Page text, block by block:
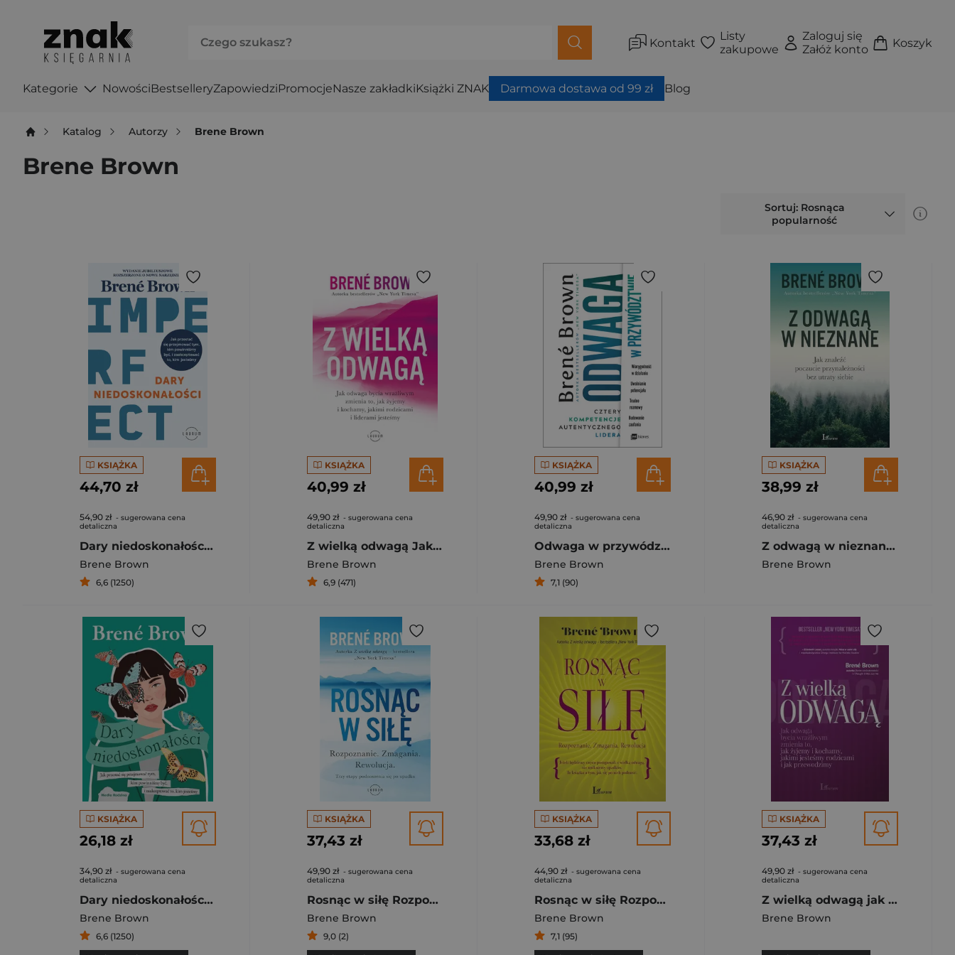
Kontakt
Listy
zakupowe
Zaloguj się
Załóż konto
Koszyk
Kategorie NowościBestselleryZapowiedziPromocjeNasze zakładkiKsiążki ZNAK Darmowa dostawa od 99 zł Blog
Katalog Autorzy Brene Brown
Brene Brown
Sortuj: Rosnąca
popularność
KSIĄŻKA
44,70 zł
54,90 zł - sugerowana cena
detaliczna
Dary niedoskonałości. Jak przestać się przejmować tym, kim powinniśmy być, i zaakceptować to, kim jesteśmy
Brene Brown
6,6 (1250)
KSIĄŻKA
40,99 zł
49,90 zł - sugerowana cena
detaliczna
Z wielką odwagą Jak odwaga bycia wrażliwym zmienia to, jak żyjemy i kochamy, jakimi rodzicami i liderami jesteśmy
Brene Brown
6,9 (471)
KSIĄŻKA
40,99 zł
49,90 zł - sugerowana cena
detaliczna
Odwaga w przywództwie Cztery kompetencje autentycznego lidera
Brene Brown
7,1 (90)
KSIĄŻKA
38,99 zł
46,90 zł - sugerowana cena
detaliczna
Z odwagą w nieznane Jak znaleźć poczucie przynależności bez utraty siebie
Brene Brown
KSIĄŻKA
26,18 zł
34,90 zł - sugerowana cena
detaliczna
Dary niedoskonałości Jak przestać się przejmować tym, kim powinniśmy być, i zaakceptować to, kim jesteśmy
Brene Brown
6,6 (1250)
KSIĄŻKA
37,43 zł
49,90 zł - sugerowana cena
detaliczna
Rosnąc w siłę Rozpoznanie. Zmagania. Rewolucja. Trzy etapy podnoszenia się po upadku.
Brene Brown
9,0 (2)
KSIĄŻKA
33,68 zł
44,90 zł - sugerowana cena
detaliczna
Rosnąc w siłę Rozpoznanie. Zmagania. Rewolucja
Brene Brown
7,1 (95)
KSIĄŻKA
37,43 zł
49,90 zł - sugerowana cena
detaliczna
Z wielką odwagą jak odwaga bycia wrażliwym zmienia to, jak żyjemy i kochamy, jakimi jesteśmy rodzicami i jak przewod
Brene Brown